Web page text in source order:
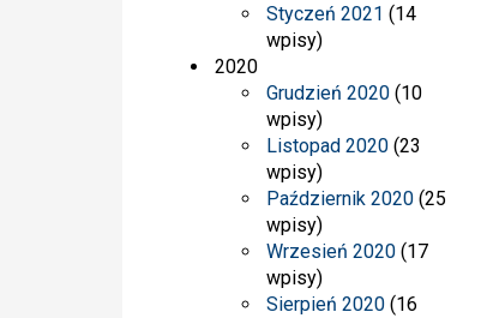
Styczeń 2021 (14
wpisy)
2020
Grudzień 2020 (10
wpisy)
Listopad 2020 (23
wpisy)
Październik 2020 (25
wpisy)
Wrzesień 2020 (17
wpisy)
Sierpień 2020 (16